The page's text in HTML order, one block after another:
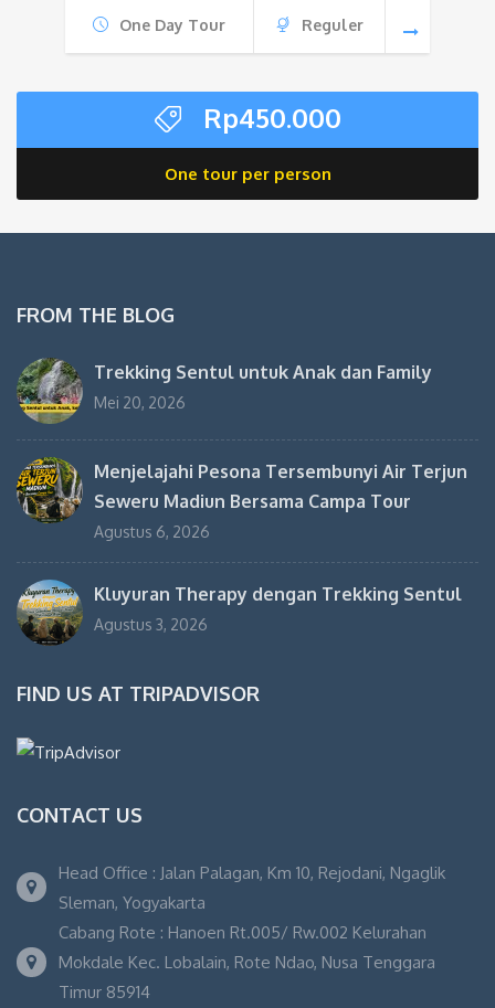
One Day Tour Reguler
Rp450.000
One tour per person
FROM THE BLOG
Trekking Sentul untuk Anak dan Family
Mei 20, 2026
Menjelajahi Pesona Tersembunyi Air Terjun
Seweru Madiun Bersama Campa Tour
Agustus 6, 2026
Kluyuran Therapy dengan Trekking Sentul
Agustus 3, 2026
FIND US AT TRIPADVISOR
CONTACT US
Head Office : Jalan Palagan, Km 10, Rejodani, Ngaglik
Sleman, Yogyakarta
Cabang Rote : Hanoen Rt.005/ Rw.002 Kelurahan
Mokdale Kec. Lobalain, Rote Ndao, Nusa Tenggara
Timur 85914